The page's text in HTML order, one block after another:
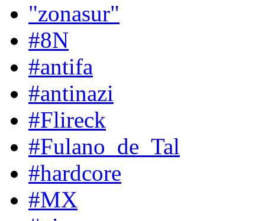
"zonasur"
#8N
#antifa
#antinazi
#Flireck
#Fulano_de_Tal
#hardcore
#MX